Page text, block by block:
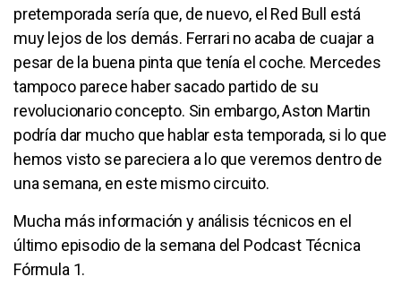
pretemporada sería que, de nuevo, el Red Bull está
muy lejos de los demás. Ferrari no acaba de cuajar a
pesar de la buena pinta que tenía el coche. Mercedes
tampoco parece haber sacado partido de su
revolucionario concepto. Sin embargo, Aston Martin
podría dar mucho que hablar esta temporada, si lo que
hemos visto se pareciera a lo que veremos dentro de
una semana, en este mismo circuito.
Mucha más información y análisis técnicos en el
último episodio de la semana del Podcast Técnica
Fórmula 1.